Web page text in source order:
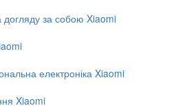
догляду за собою Xiaomi
електроніка Xiaomi
Xiaomi